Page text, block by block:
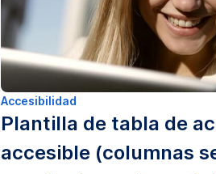
Accesibilidad
Plantilla de tabla de
accesible (columnas